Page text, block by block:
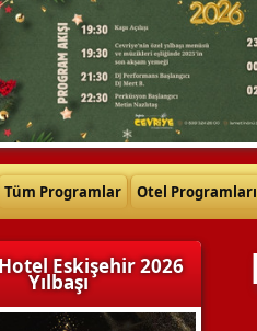
Tüm Programlar Otel Programları
Eskişehir 2026
Yılbaşı